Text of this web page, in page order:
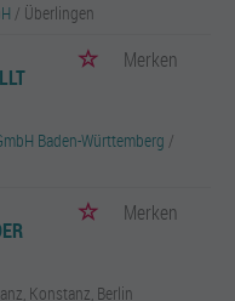
/ Überlingen
Merken
Baden-Württemberg /
Merken
Konstanz, Berlin